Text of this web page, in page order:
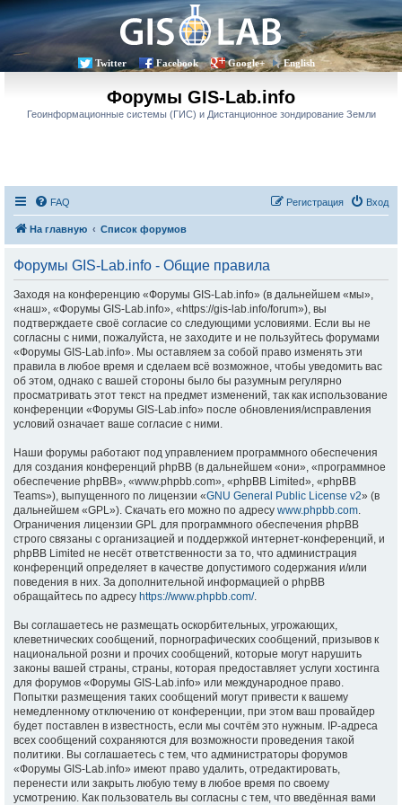
Twitter Facebook Google+ English
Форумы GIS-Lab.info
Геоинформационные системы (ГИС) и Дистанционное зондирование Земли
FAQ Вход
Регистрация
На главную Список форумов
Форумы GIS-Lab.info - Общие правила
Заходя на конференцию «Форумы GIS-Lab.info» (в дальнейшем «мы»,
«наш», «Форумы GIS-Lab.info», «https://gis-lab.info/forum»), вы
подтверждаете своё согласие со следующими условиями. Если вы не
согласны с ними, пожалуйста, не заходите и не пользуйтесь форумами
«Форумы GIS-Lab.info». Мы оставляем за собой право изменять эти
правила в любое время и сделаем всё возможное, чтобы уведомить вас
об этом, однако с вашей стороны было бы разумным регулярно
просматривать этот текст на предмет изменений, так как использование
конференции «Форумы GIS-Lab.info» после обновления/исправления
условий означает ваше согласие с ними.
Наши форумы работают под управлением программного обеспечения
для создания конференций phpBB (в дальнейшем «они», «программное
обеспечение phpBB», «www.phpbb.com», «phpBB Limited», «phpBB
Teams»), выпущенного по лицензии «GNU General Public License v2» (в
дальнейшем «GPL»). Скачать его можно по адресу www.phpbb.com.
Ограничения лицензии GPL для программного обеспечения phpBB
строго связаны с организацией и поддержкой интернет-конференций, и
phpBB Limited не несёт ответственности за то, что администрация
конференций определяет в качестве допустимого содержания и/или
поведения в них. За дополнительной информацией о phpBB
обращайтесь по адресу https://www.phpbb.com/.
Вы соглашаетесь не размещать оскорбительных, угрожающих,
клеветнических сообщений, порнографических сообщений, призывов к
национальной розни и прочих сообщений, которые могут нарушить
законы вашей страны, страны, которая предоставляет услуги хостинга
для форумов «Форумы GIS-Lab.info» или международное право.
Попытки размещения таких сообщений могут привести к вашему
немедленному отключению от конференции, при этом ваш провайдер
будет поставлен в известность, если мы сочтём это нужным. IP-адреса
всех сообщений сохраняются для возможности проведения такой
политики. Вы соглашаетесь с тем, что администраторы форумов
«Форумы GIS-Lab.info» имеют право удалить, отредактировать,
перенести или закрыть любую тему в любое время по своему
усмотрению. Как пользователь вы согласны с тем, что введённая вами